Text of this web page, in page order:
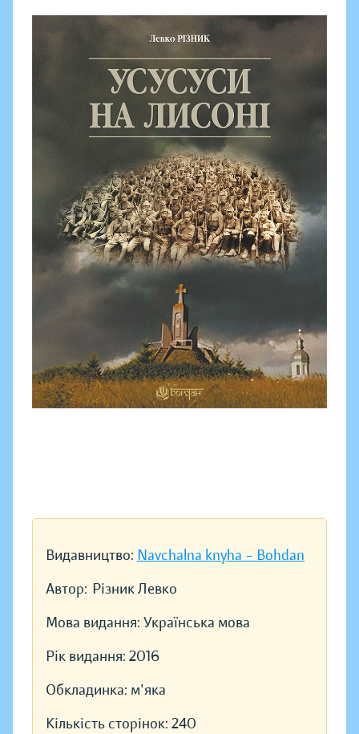
Видавництво: Navchalna knyha – Bohdan
Автор: Різник Левко
Мова видання: Українська мова
Рік видання: 2016
Обкладинка: м'яка
Кількість сторінок: 240